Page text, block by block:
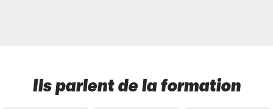
Ils parlent de la formation